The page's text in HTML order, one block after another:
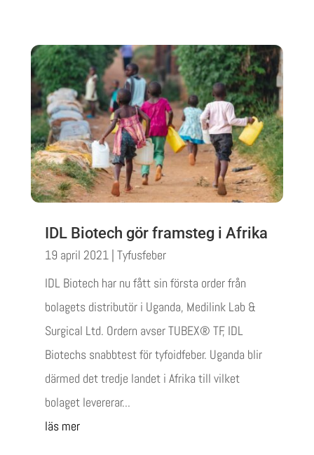
IDL Biotech gör framsteg i Afrika
19 april 2021| Tyfusfeber
IDL Biotech har nu fått sin första order från
bolagets distributör i Uganda, Medilink Lab &
Surgical Ltd. Ordern avser TUBEX® TF, IDL
Biotechs snabbtest för tyfoidfeber. Uganda blir
därmed det tredje landet i Afrika till vilket
bolaget levererar...
läs mer